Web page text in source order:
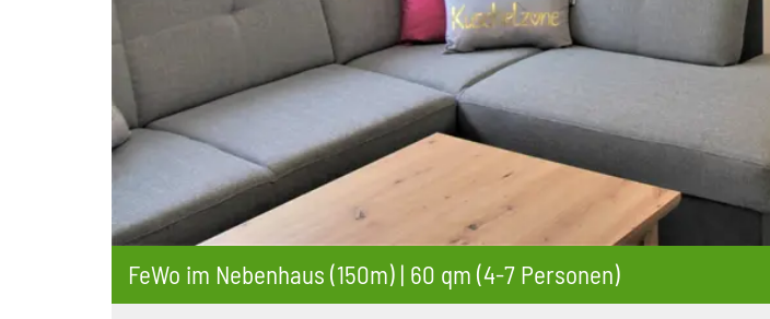
FeWo im Nebenhaus (150m) | 60 qm (4-7 Personen)